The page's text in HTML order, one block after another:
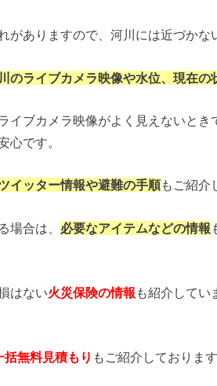
がありますので、河川には近づかな
のライブカメラ映像や水位、現在の
イブカメラ映像がよく見えないとき
心です。
イッター情報や避難の手順もご紹介
場合は、 必要なアイテムなどの情報
はない火災保険の情報 も紹介してい
括無料見積もり もご紹介しております